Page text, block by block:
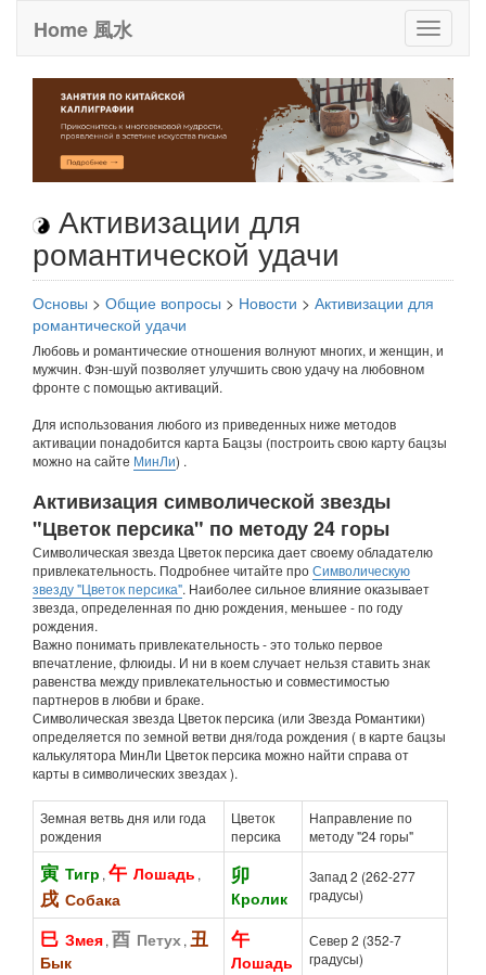
Toggle
it
Home 風水
Активизации для
романтической удачи
Основы > Общие вопросы > Новости > Активизации для
романтической удачи
Любовь и романтические отношения волнуют многих, и женщин, и
мужчин. Фэн-шуй позволяет улучшить свою удачу на любовном
фронте с помощью активаций.
Для использования любого из приведенных ниже методов
активации понадобится карта Бацзы (построить свою карту бацзы
можно на сайте МинЛи) .
Активизация символической звезды
"Цветок персика" по методу 24 горы
Символическая звезда Цветок персика дает своему обладателю
привлекательность. Подробнее читайте проСимволическую
звезду "Цветок персика". Наиболее сильное влияние оказывает
звезда, определенная по дню рождения, меньшее - по году
рождения.
Важно понимать привлекательность - это только первое
впечатление, флюиды. И ни в коем случает нельзя ставить знак
равенства между привлекательностью и совместимостью
партнеров в любви и браке.
Символическая звезда Цветок персика (или Звезда Романтики)
определяется по земной ветви дня/года рождения ( в карте бацзы
калькулятора МинЛи Цветок персика можно найти справа от
карты в символических звездах ).
Земная ветвь дня или года
рождения
Цветок
персика
Направление по
методу "24 горы"
Тигр , Лошадь ,
Собака Кролик
Запад 2 (262-277
градусы)
Змея, Петух,
Бык Лошадь
Север 2 (352-7
градусы)